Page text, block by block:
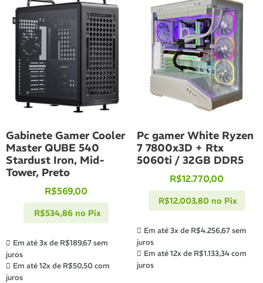
Gabinete Gamer Cooler
Master QUBE 540
Stardust Iron, Mid-
Tower, Preto
R$569,00
Em até 3x de R$189,67sem
juros
Em até 12x de R$50,50 com
juros
R$534,86 no Pix
Pc gamer White Ryzen
7 7800x3D + Rtx
5060ti / 32GB DDR5
R$12.770,00
Em até 3x de R$4.256,67sem
juros
Em até 12x de R$1.133,34com
juros
R$12.003,80 no Pix